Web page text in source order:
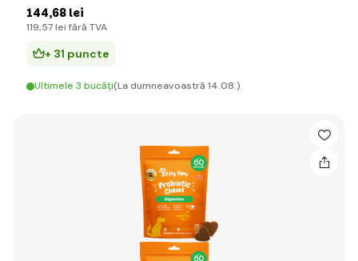
144,68 lei
119,57 lei fără TVA
+ 31 puncte
Ultimele 3 bucăți(La dumneavoastră 14.08.)